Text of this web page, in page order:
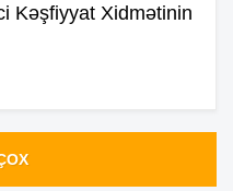
Kəşfiyyat Xidmətinin